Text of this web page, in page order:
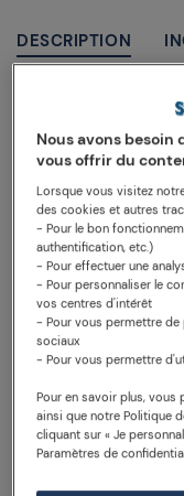
DESCRIPTION
INFORMATIONS
Sanpellegrino
une expérience
traditions
de fruits italiens et
sans sucres
et offrez-vous un
CIAO!
Canette 330 mL
Nous avons
vous offrir du
Lorsque vous visitez
des cookies et autres
- Pour le bon
authentification, etc.)
- Pour effectuer une
- Pour personnaliser le
vos centres d'intérêt
- Pour vous permettre de
sociaux
- Pour vous permettre
Pour en savoir plus, vous
ainsi que notre Politique
cliquant sur « Je
Paramètres de